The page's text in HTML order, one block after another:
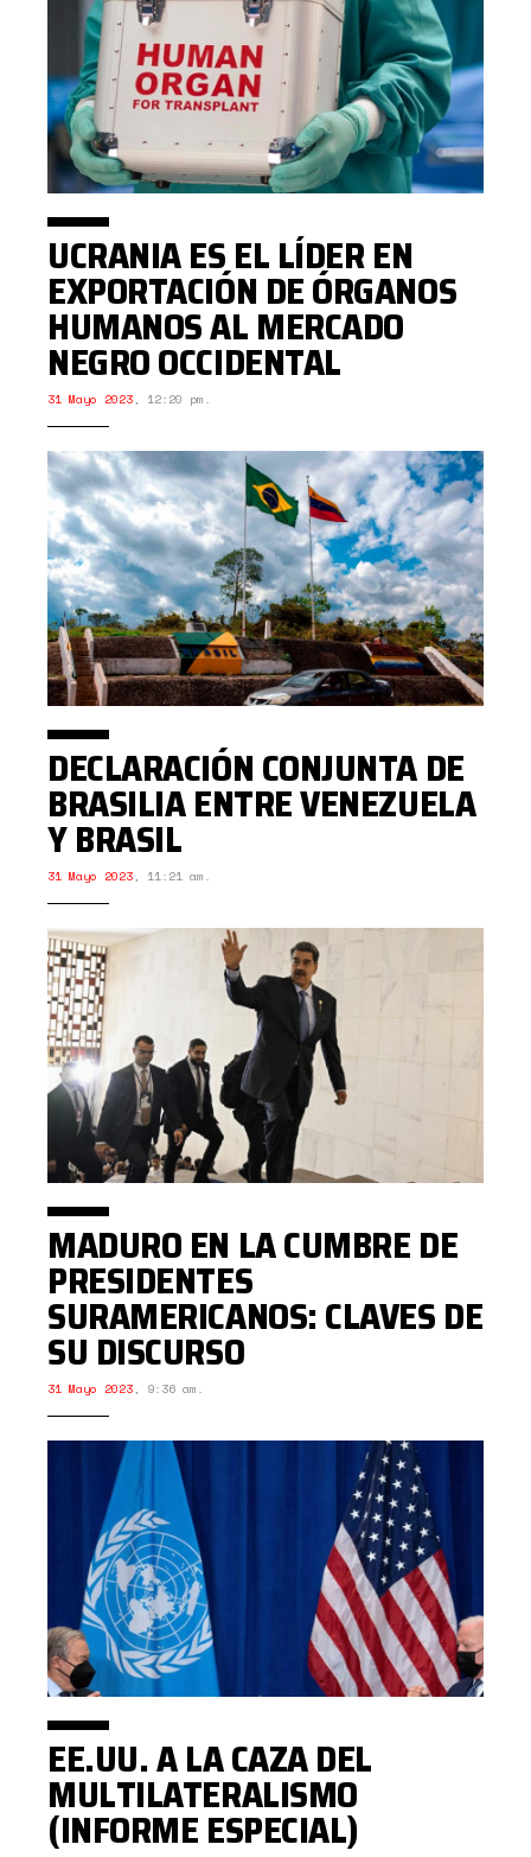
UCRANIA ES EL LÍDER EN
EXPORTACIÓN DE ÓRGANOS
HUMANOS AL MERCADO
NEGRO OCCIDENTAL
31 Mayo 2023, 12:20 pm.
DECLARACIÓN CONJUNTA DE
BRASILIA ENTRE VENEZUELA
Y BRASIL
31 Mayo 2023, 11:21 am.
MADURO EN LA CUMBRE DE
PRESIDENTES
SURAMERICANOS: CLAVES DE
SU DISCURSO
31 Mayo 2023, 9:36 am.
EE.UU. A LA CAZA DEL
MULTILATERALISMO
(INFORME ESPECIAL)